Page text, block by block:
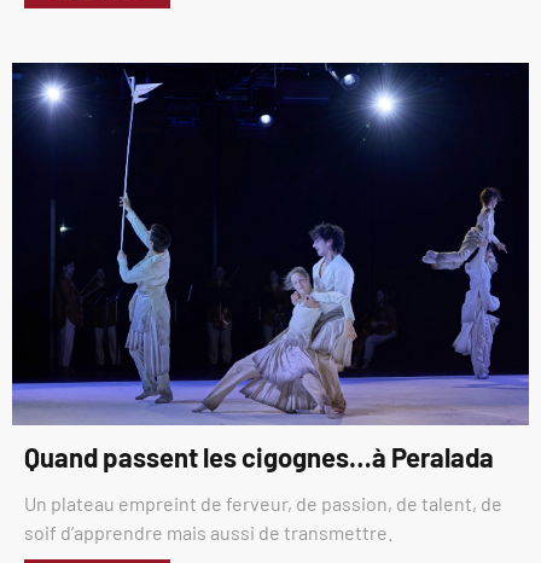
Quand passent les cigognes…à Peralada
Un plateau empreint de ferveur, de passion, de talent, de
soif d’apprendre mais aussi de transmettre.